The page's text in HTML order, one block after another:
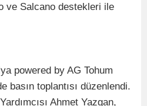
ve Salcano destekleri ile
powered by AG Tohum
basın toplantısı düzenlendi.
Ahmet Yazgan,